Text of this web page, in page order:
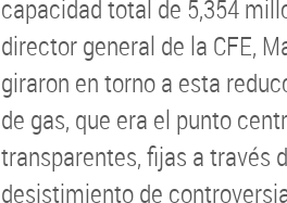
capacidad total de 5,354
director general de la CFE,
giraron en torno a esta
de gas, que era el punto
transparentes, fijas a través
desistimiento de